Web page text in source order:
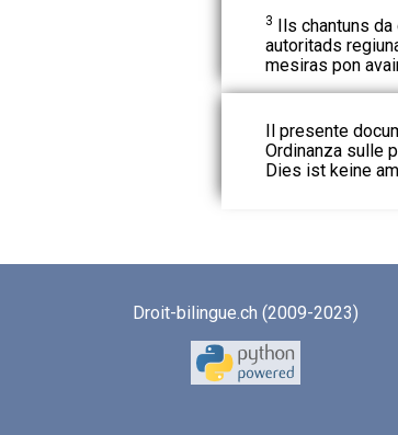
3 Ils chantuns
autoritads
mesiras pon
Il presente
Ordinanza sulle
Dies ist keine
Droit-bilingue.ch (2009-2023)